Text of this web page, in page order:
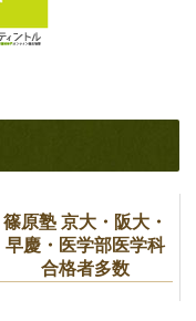
篠原塾 京大・阪大・
早慶・医学部医学科
合格者多数